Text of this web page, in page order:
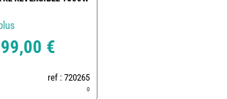
€
ref : 720265
0